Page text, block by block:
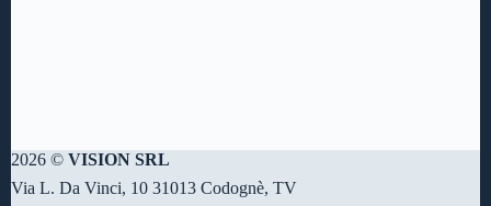
2026 © VISION SRL
Via L. Da Vinci, 10 31013 Codognè, TV